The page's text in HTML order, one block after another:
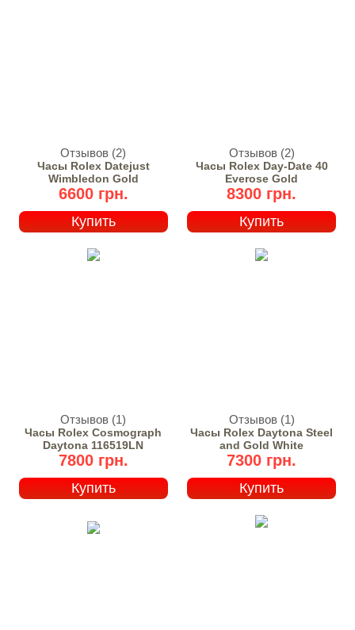
Отзывов (2)
Часы Rolex Datejust
Wimbledon Gold
6600 грн.
Купить
Отзывов (2)
Часы Rolex Day-Date 40
Everose Gold
8300 грн.
Купить
Отзывов (1)
Часы Rolex Cosmograph
Daytona 116519LN
7800 грн.
Купить
Отзывов (1)
Часы Rolex Daytona Steel
and Gold White
7300 грн.
Купить